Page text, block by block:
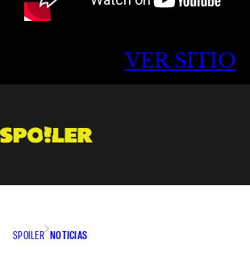
VER SITIO
SPOILER NOTICIAS